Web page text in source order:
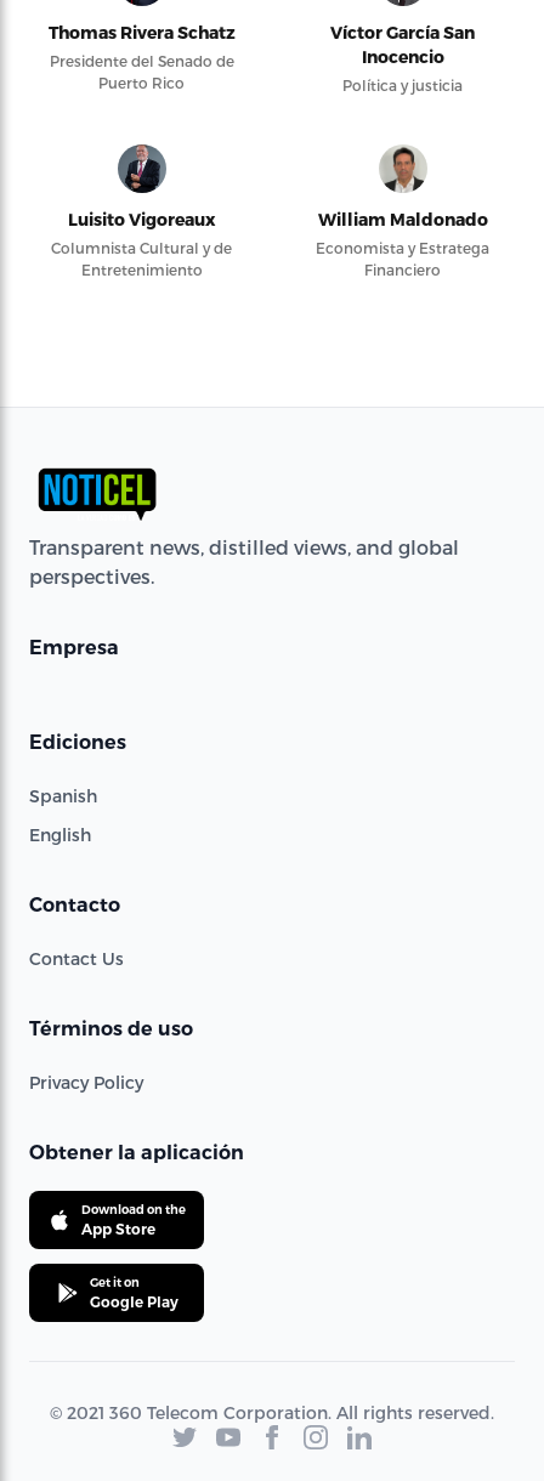
Thomas Rivera Schatz
Presidente del Senado de
Puerto Rico
Víctor García San
Inocencio
Política y justicia
Luisito Vigoreaux
Columnista Cultural y de
Entretenimiento
William Maldonado
Economista y Estratega
Financiero
Transparent news, distilled views, and global
perspectives.
Empresa
Ediciones
Spanish
English
Contacto
Contact Us
Términos de uso
Privacy Policy
Obtener la aplicación
Download on the
App Store
Get it on
Google Play
© 2021 360 Telecom Corporation. All rights reserved.